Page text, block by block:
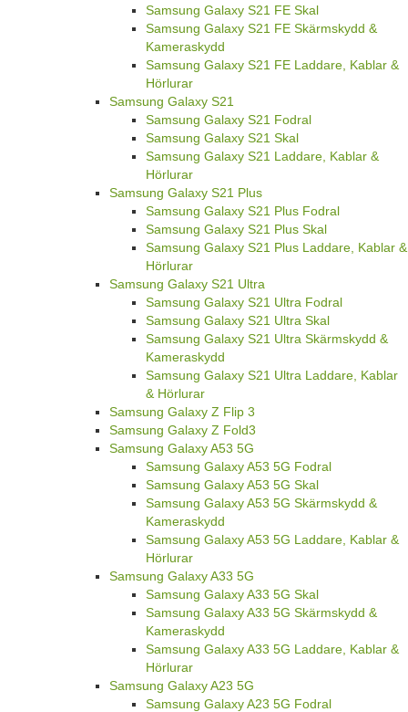
Samsung Galaxy S21 FE Skal
Samsung Galaxy S21 FE Skärmskydd &
Kameraskydd
Samsung Galaxy S21 FE Laddare, Kablar &
Hörlurar
Samsung Galaxy S21
Samsung Galaxy S21 Fodral
Samsung Galaxy S21 Skal
Samsung Galaxy S21 Laddare, Kablar &
Hörlurar
Samsung Galaxy S21 Plus
Samsung Galaxy S21 Plus Fodral
Samsung Galaxy S21 Plus Skal
Samsung Galaxy S21 Plus Laddare, Kablar &
Hörlurar
Samsung Galaxy S21 Ultra
Samsung Galaxy S21 Ultra Fodral
Samsung Galaxy S21 Ultra Skal
Samsung Galaxy S21 Ultra Skärmskydd &
Kameraskydd
Samsung Galaxy S21 Ultra Laddare, Kablar
& Hörlurar
Samsung Galaxy Z Flip 3
Samsung Galaxy Z Fold3
Samsung Galaxy A53 5G
Samsung Galaxy A53 5G Fodral
Samsung Galaxy A53 5G Skal
Samsung Galaxy A53 5G Skärmskydd &
Kameraskydd
Samsung Galaxy A53 5G Laddare, Kablar &
Hörlurar
Samsung Galaxy A33 5G
Samsung Galaxy A33 5G Skal
Samsung Galaxy A33 5G Skärmskydd &
Kameraskydd
Samsung Galaxy A33 5G Laddare, Kablar &
Hörlurar
Samsung Galaxy A23 5G
Samsung Galaxy A23 5G Fodral